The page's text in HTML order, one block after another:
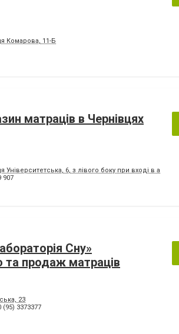
Комарова, 11-Б
матраців в Чернівцях
Університетська, 6, з лівого боку при вході в арку
907
Сну»
та продаж матраців
23
(95) 3373377